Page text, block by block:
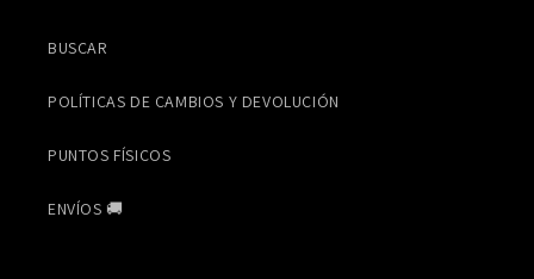
BUSCAR
POLÍTICAS DE CAMBIOS Y DEVOLUCIÓN
PUNTOS FÍSICOS
ENVÍOS 🚚